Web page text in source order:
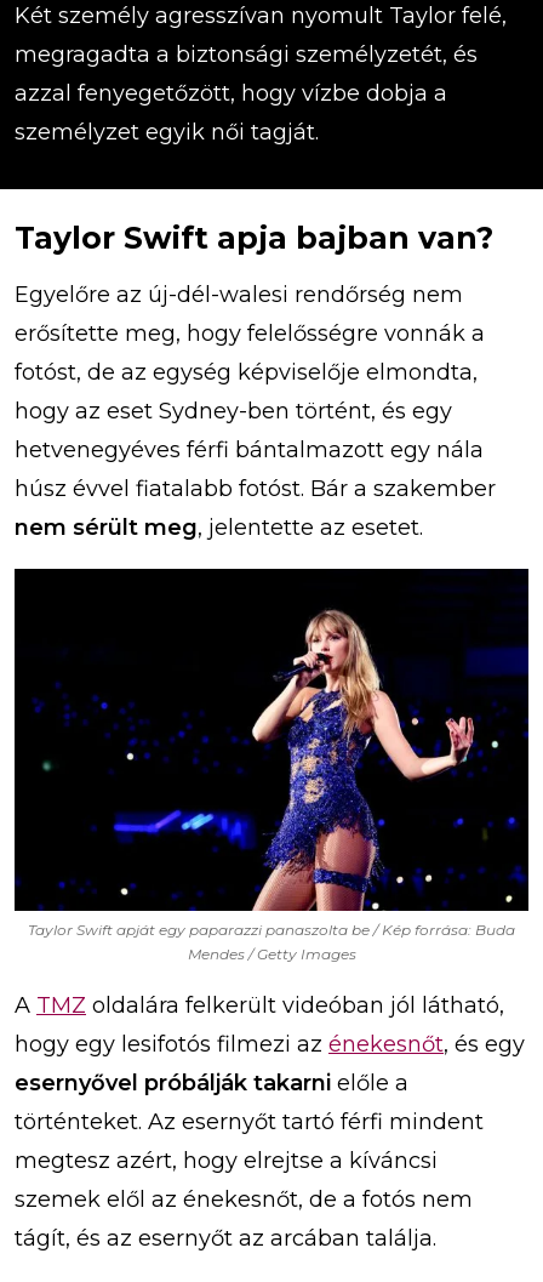
Két személy agresszívan nyomult Taylor felé,
megragadta a biztonsági személyzetét, és
azzal fenyegetőzött, hogy vízbe dobja a
személyzet egyik női tagját.
Taylor Swift apja bajban van?
Egyelőre az új-dél-walesi rendőrség nem
erősítette meg, hogy felelősségre vonnák a
fotóst, de az egység képviselője elmondta,
hogy az eset Sydney-ben történt, és egy
hetvenegyéves férfi bántalmazott egy nála
húsz évvel fiatalabb fotóst. Bár a szakember
nem sérült meg, jelentette az esetet.
Taylor Swift apját egy paparazzi panaszolta be / Kép forrása: Buda
Mendes / Getty Images
A TMZ oldalára felkerült videóban jól látható,
hogy egy lesifotós filmezi az énekesnőt, és egy
esernyővel próbálják takarni előle a
történteket. Az esernyőt tartó férfi mindent
megtesz azért, hogy elrejtse a kíváncsi
szemek elől az énekesnőt, de a fotós nem
tágít, és az esernyőt az arcában találja.